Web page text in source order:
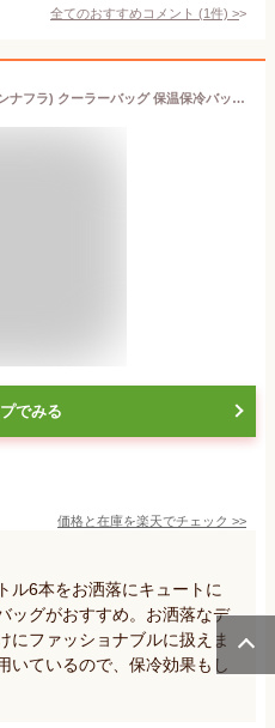
全てのおすすめコメント (1件) >
【送料無料】Hanna Hula(ハンナフラ) クーラーバッグ 保温保冷バッグ 軽量 色：バブル、サイズ：中型
でみる
価格と在庫を楽天でチェック >>
ル6本をお洒落にキュートに
ッグがおすすめ。お洒落なデ
にファッショナブルに扱えま
いているので、保冷効果もし